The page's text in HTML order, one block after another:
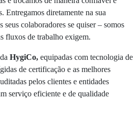
Entregamos diretamente na sua
seus colaboradores se quiser – somos
fluxos de trabalho exigem.
HygiCo, equipadas com tecnologia de
de certificação e as melhores
pelos clientes e entidades
serviço eficiente e de qualidade